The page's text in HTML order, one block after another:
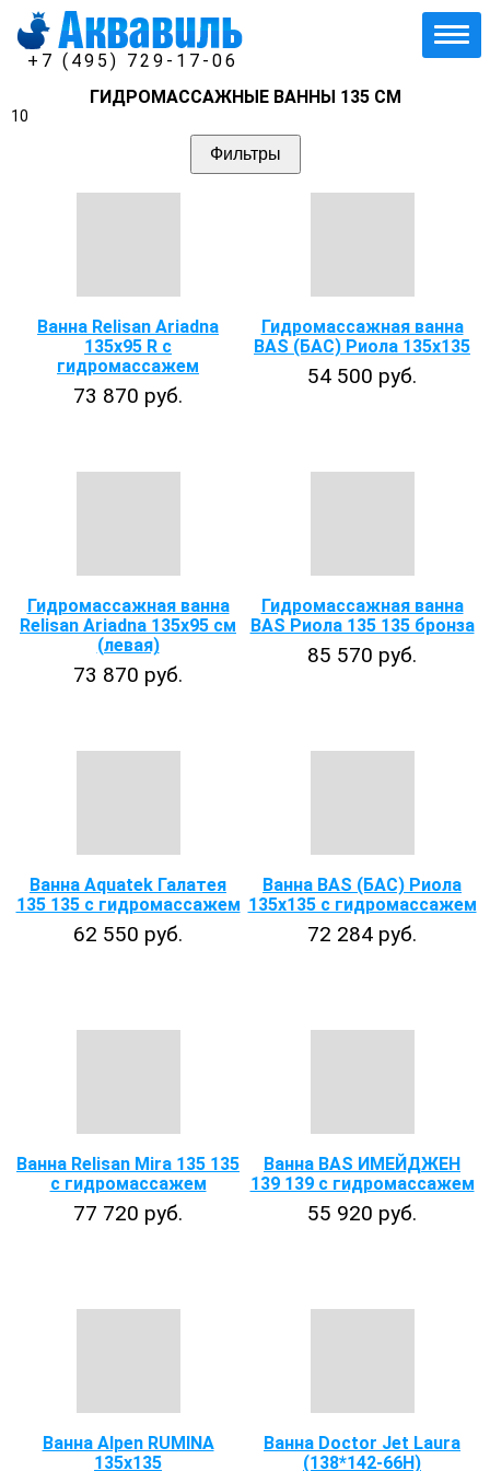
+7 (495) 729-17-06
ГИДРОМАССАЖНЫЕ ВАННЫ 135 СМ
10
Фильтры
Ванна Relisan Ariadna
135x95 R с
гидромассажем
73 870 руб.
Гидромассажная ванна
BAS (БАС) Риола 135х135
54 500 руб.
Гидромассажная ванна
Relisan Ariadna 135x95 см
(левая)
73 870 руб.
Гидромассажная ванна
BAS Риола 135 135 бронза
85 570 руб.
Ванна Aquatek Галатея
135 135 с гидромассажем
62 550 руб.
Ванна BAS (БАС) Риола
135х135 с гидромассажем
72 284 руб.
Ванна Relisan Mira 135 135
с гидромассажем
77 720 руб.
Ванна BAS ИМЕЙДЖЕН
139 139 с гидромассажем
55 920 руб.
Ванна Alpen RUMINA
135x135
Ванна Doctor Jet Laura
(138*142-66Н)